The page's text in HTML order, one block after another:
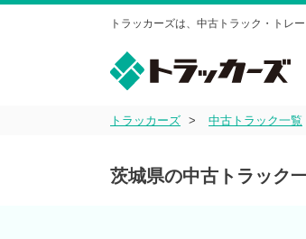
トラッカーズは、中古トラック・トレ
トラッカーズ 中古トラック一覧
茨城県の中古トラック